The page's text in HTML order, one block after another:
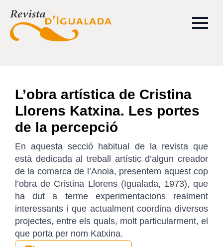
L’obra artística de Cristina
Llorens Katxina. Les portes
de la percepció
En aquesta secció habitual de la revista que
està dedicada al treball artístic d’algun creador
de la comarca de l’Anoia, presentem aquest cop
l’obra de Cristina Llorens (Igualada, 1973), que
ha dut a terme experimentacions realment
interessants i que actualment coordina diversos
projectes, entre els quals, molt particularment, el
que porta per nom Katxina.